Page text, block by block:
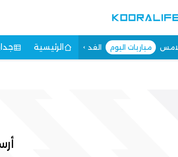
مباريات اليوم الغد الرئيسية